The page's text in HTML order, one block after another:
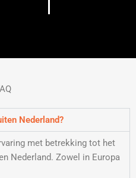
Nederland?
met betrekking tot het
Nederland. Zowel in Europa